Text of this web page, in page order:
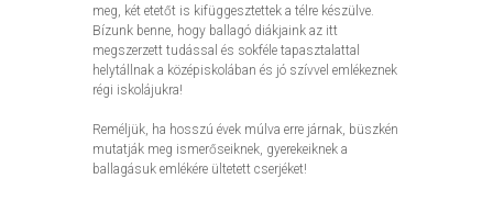
meg, két etetőt is kifüggesztettek a télre készülve.
Bízunk benne, hogy ballagó diákjaink az itt
megszerzett tudással és sokféle tapasztalattal
helytállnak a középiskolában és jó szívvel emlékeznek
régi iskolájukra!
Reméljük, ha hosszú évek múlva erre járnak, büszkén
mutatják meg ismerőseiknek, gyerekeiknek a
ballagásuk emlékére ültetett cserjéket!